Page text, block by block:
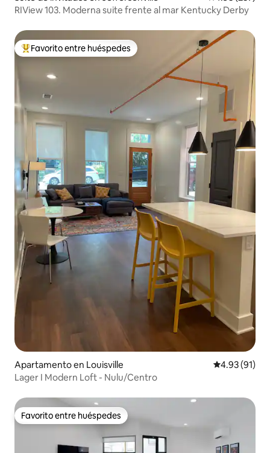
RIView 103. Moderna suite frente al mar Kentucky Derby
Favorito entre huéspedes preferido
Favorito entre huéspedes
Apartamento en Louisville Calificación
4.93 (91)
Lager I Modern Loft - Nulu/Centro
Favorito entre huéspedes
Favorito entre huéspedes